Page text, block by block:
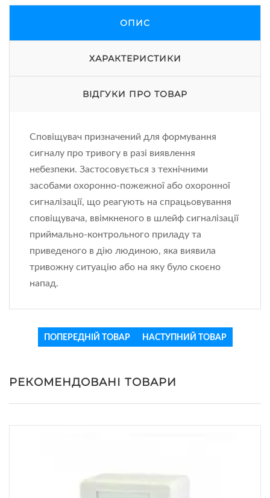
ОПИС
ХАРАКТЕРИСТИКИ
ВІДГУКИ ПРО ТОВАР
Сповіщувач призначений для формування
сигналу про тривогу в разі виявлення
небезпеки. Застосовується з технічними
засобами охоронно-пожежної або охоронної
сигналізації, що реагують на спрацьовування
сповіщувача, ввімкненого в шлейф сигналізації
приймально-контрольного приладу та
приведеного в дію людиною, яка виявила
тривожну ситуацію або на яку було скоєно
напад.
ПОПЕРЕДНІЙ ТОВАР НАСТУПНИЙ ТОВАР
РЕКОМЕНДОВАНІ ТОВАРИ